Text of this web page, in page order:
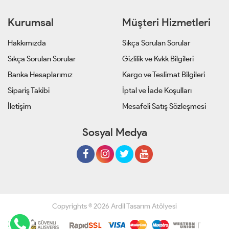
Kurumsal
Hakkımızda
Sıkça Sorulan Sorular
Banka Hesaplarımız
Sipariş Takibi
İletişim
Müşteri Hizmetleri
Sıkça Sorulan Sorular
Gizlilik ve Kvkk Bilgileri
Kargo ve Teslimat Bilgileri
İptal ve İade Koşulları
Mesafeli Satış Sözleşmesi
Sosyal Medya
Copyrights © 2026 Ardil Tasarım Atölyesi